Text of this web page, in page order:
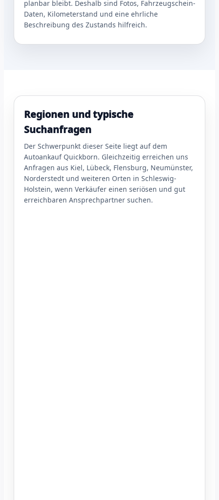
planbar bleibt. Deshalb sind Fotos, Fahrzeugschein-
Daten, Kilometerstand und eine ehrliche
Beschreibung des Zustands hilfreich.
Regionen und typische
Suchanfragen
Der Schwerpunkt dieser Seite liegt auf dem
Autoankauf Quickborn. Gleichzeitig erreichen uns
Anfragen aus Kiel, Lübeck, Flensburg, Neumünster,
Norderstedt und weiteren Orten in Schleswig-
Holstein, wenn Verkäufer einen seriösen und gut
erreichbaren Ansprechpartner suchen.